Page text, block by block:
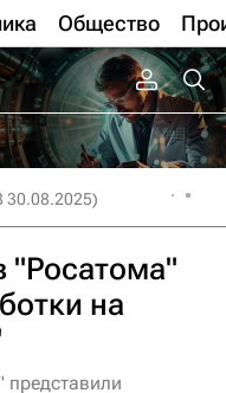
Общество
30.08.2025)
"Росатома"
на